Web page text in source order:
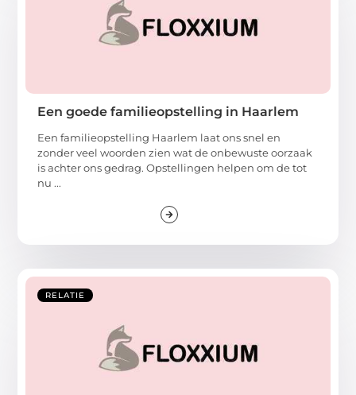
Een goede familieopstelling in Haarlem
Een familieopstelling Haarlem laat ons snel en
zonder veel woorden zien wat de onbewuste oorzaak
is achter ons gedrag. Opstellingen helpen om de tot
nu ...
RELATIE